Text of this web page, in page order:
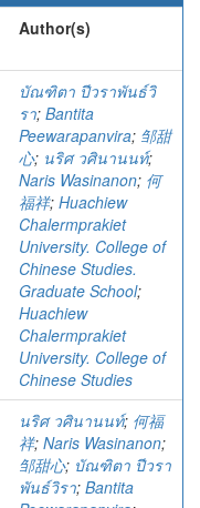
Author(s)
บัณฑิตา ปีวราพันธ์วิ
รา; Bantita
Peewarapanvira; 邹甜
心; นริศ วศินานนท์;
Naris Wasinanon; 何
福祥; Huachiew
Chalermprakiet
University. College of
Chinese Studies.
Graduate School;
Huachiew
Chalermprakiet
University. College of
Chinese Studies
นริศ วศินานนท์; 何福
祥; Naris Wasinanon;
邹甜心; บัณฑิตา ปีวรา
พันธ์วิรา; Bantita